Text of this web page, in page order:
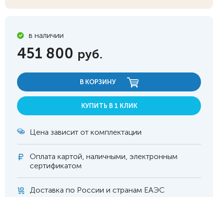
в наличии
451 800 руб.
В КОРЗИНУ
КУПИТЬ В 1 КЛИК
Цена зависит от комплектации
Оплата картой, наличными, электронным
сертификатом
Доставка по России и странам ЕАЭС